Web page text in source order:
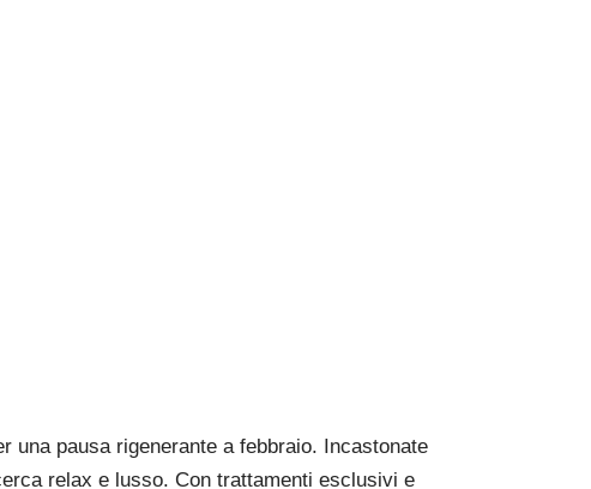
una pausa rigenerante a febbraio. Incastonate
relax e lusso. Con trattamenti esclusivi e